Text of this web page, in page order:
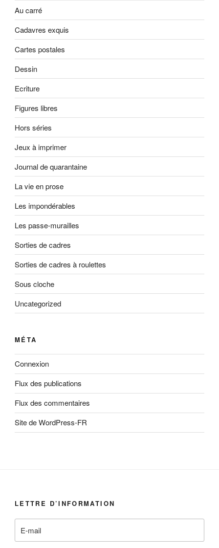
Au carré
Cadavres exquis
Cartes postales
Dessin
Ecriture
Figures libres
Hors séries
Jeux à imprimer
Journal de quarantaine
La vie en prose
Les impondérables
Les passe-murailles
Sorties de cadres
Sorties de cadres à roulettes
Sous cloche
Uncategorized
MÉTA
Connexion
Flux des publications
Flux des commentaires
Site de WordPress-FR
LETTRE D’INFORMATION